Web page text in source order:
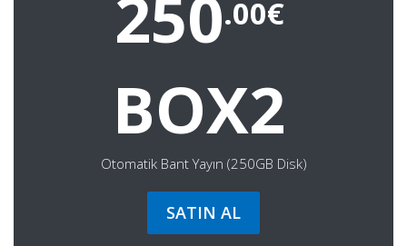
250.00€
BOX2
Otomatik Bant Yayın (250GB Disk)
SATIN AL